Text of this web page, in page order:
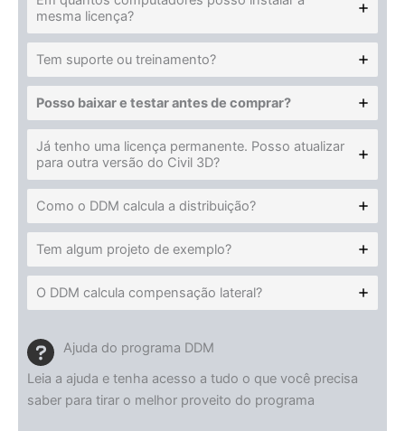
mesma licença?
Tem suporte ou treinamento?
Posso baixar e testar antes de comprar?
Já tenho uma licença permanente. Posso atualizar
para outra versão do Civil 3D?
Como o DDM calcula a distribuição?
Tem algum projeto de exemplo?
O DDM calcula compensação lateral?
Ajuda do programa DDM
Leia a ajuda e tenha acesso a tudo o que você precisa
saber para tirar o melhor proveito do programa